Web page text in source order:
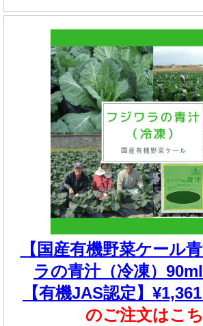
【国産有機野菜ケール
ラの青汁（冷凍）
【有機JAS認定】¥1,361
のご注文はこ